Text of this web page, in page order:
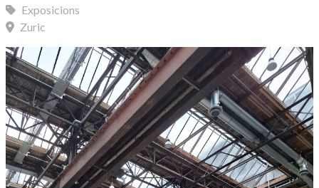
Exposicions
Zuric